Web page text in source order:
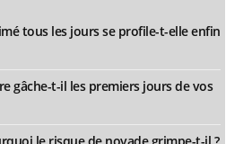
tous les jours se profile-t-elle enfin
gâche-t-il les premiers jours de vos